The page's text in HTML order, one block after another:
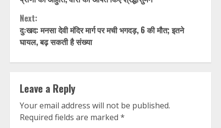
Next:
दुःखद: मनसा देवी मंदिर मार्ग पर मची भगदड़, 6 की मौत; इतने
घायल, बढ़ सकती है संख्या
Leave a Reply
Your email address will not be published.
Required fields are marked *